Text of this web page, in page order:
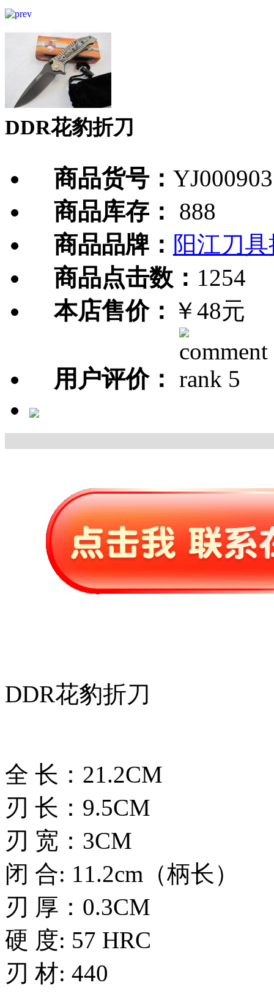
DDR花豹折刀
商品货号： YJ000903
商品库存：
888
商品品牌： 阳江刀
商品点击数： 1254
本店售价： ￥48元
用户评价：
DDR花豹折刀
全 长：21.2CM
刃 长：9.5CM
刃 宽：3CM
闭 合: 11.2cm（柄长）
刃 厚：0.3CM
硬 度: 57 HRC
刃 材: 440